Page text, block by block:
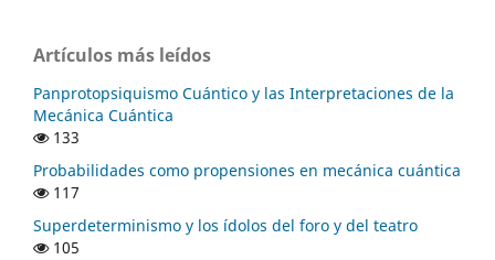
Artículos más leídos
Panprotopsiquismo Cuántico y las Interpretaciones de la
Mecánica Cuántica
133
Probabilidades como propensiones en mecánica cuántica
117
Superdeterminismo y los ídolos del foro y del teatro
105